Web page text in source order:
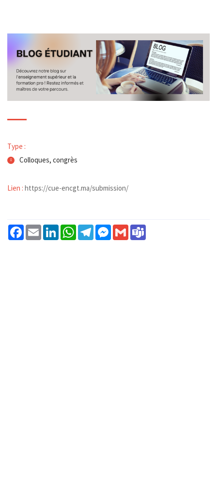
Type :
Colloques, congrès
Lien : https://cue-encgt.ma/submission/
Facebook
Email LinkedInWhatsAppTelegramMessenger
Gmail